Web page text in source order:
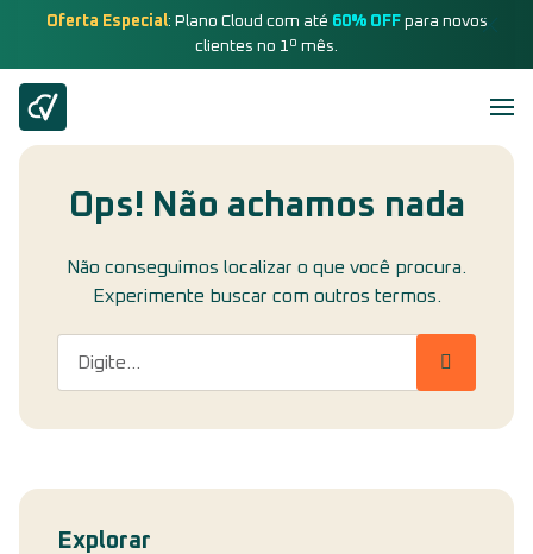
Oferta Especial: Plano Cloud com até 60% OFFpara novos
clientes no 1º mês.
Ops! Não achamos nada
Não conseguimos localizar o que você procura.
Experimente buscar com outros termos.
Explorar